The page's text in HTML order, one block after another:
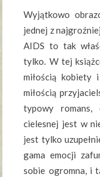
Wyjątkowo
jednej z
AIDS to tak
tylko. W tej
miłością kobiety i
miłością
typowy
cielesnej jest w
jest tylko
gama emocji
sobie ogromna, i